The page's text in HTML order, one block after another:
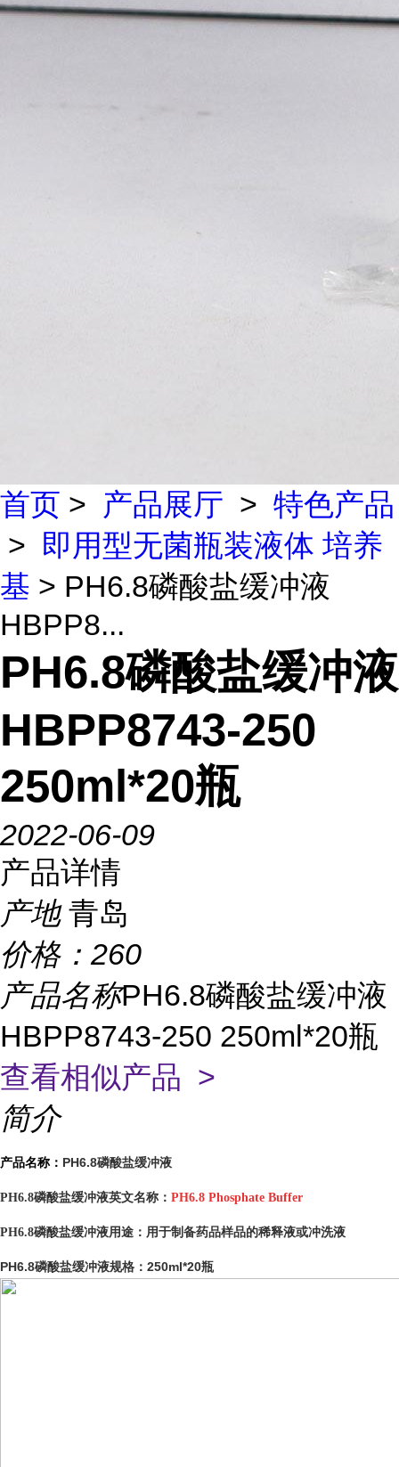
首页 > 产品展厅 > 特色产品
> 即用型无菌瓶装液体 培养
基 > PH6.8磷酸盐缓冲液
HBPP8...
PH6.8磷酸盐缓冲液
HBPP8743-250
250ml*20瓶
2022-06-09
产品详情
产地 青岛
价格： 260
产品名称PH6.8磷酸盐缓冲液
HBPP8743-250 250ml*20瓶
查看相似产品 >
简介
产品名称： PH6.8磷酸盐缓冲液
PH6.8磷酸盐缓冲液英文名称： PH6.8 Phosphate Buffer
PH6.8磷酸盐缓冲液用途： 用于制备药品样品的稀释液或冲洗液
PH6.8磷酸盐缓冲液规格： 250ml*20瓶